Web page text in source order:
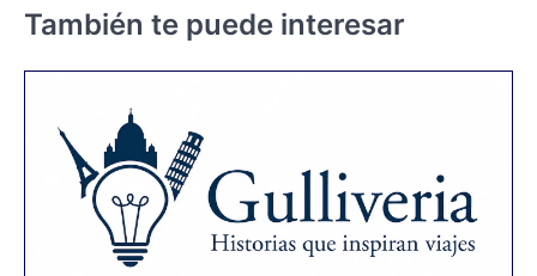
También te puede interesar